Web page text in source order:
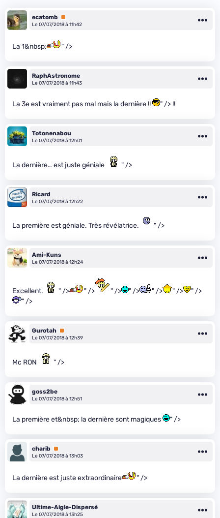
ecatomb
Premium
Le 07/07/2018 à 11h42
La 1&nbsp; " />
RaphAstronome
Le 07/07/2018 à 11h43
La 3e est vraiment pas mal mais la dernière !! " /> !!
Totonenabou
Le 07/07/2018 à 12h01
La dernière… est juste géniale " />
Ricard
Le 07/07/2018 à 12h22
La première est géniale. Très révélatrice. " />
Ami-Kuns
Le 07/07/2018 à 12h24
Excellent. " /> " /> " /> " /> " /> " />
" />
" />
Gurotah Premium
Le 07/07/2018 à 12h39
Mc RON " />
goss2be
Le 07/07/2018 à 12h51
La première et&nbsp; la dernière sont magiques " />
charib
Premium
Le 07/07/2018 à 13h03
La dernière est juste extraordinaire " />
Ultime-Aigle-Dispersé
Le 07/07/2018 à 13h25